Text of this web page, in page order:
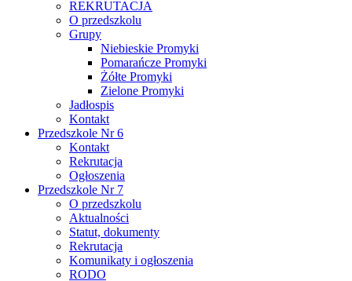
REKRUTACJA
O przedszkolu
Grupy
Niebieskie Promyki
Pomarańcze Promyki
Żółte Promyki
Zielone Promyki
Jadłospis
Kontakt
Przedszkole Nr 6
Kontakt
Rekrutacja
Ogłoszenia
Przedszkole Nr 7
O przedszkolu
Aktualności
Statut, dokumenty
Rekrutacja
Komunikaty i ogłoszenia
RODO